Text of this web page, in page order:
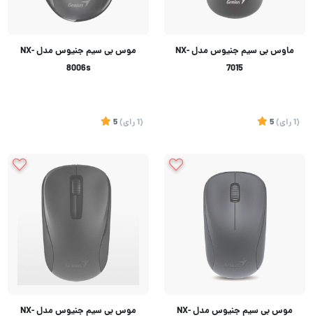
ماوس بی سیم جنیوس مدل NX-
7015
(1 رای)
5
موس بی سیم جنیوس مدل NX-
8006s
(1 رای)
5
موس بی سیم جنیوس مدل NX-
موس بی سیم جنیوس مدل NX-